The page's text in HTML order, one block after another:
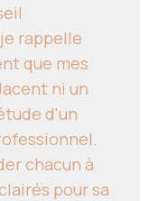
rappelle
que mes
ni un
d'un
chacun à
pour sa